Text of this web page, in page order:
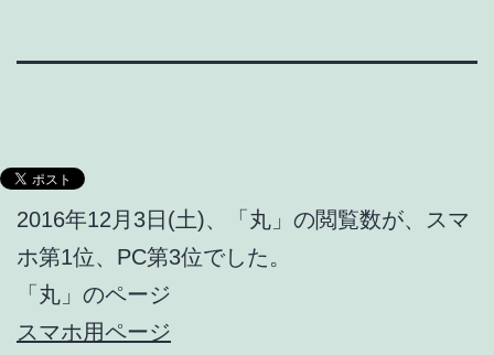
2016年12月3日(土)、「丸」の閲覧数が、スマ
ホ第1位、PC第3位でした。
「丸」のページ
スマホ用ページ